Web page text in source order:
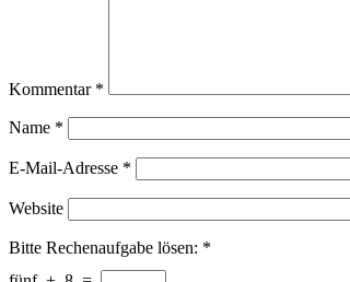
Kommentar *
Name *
E-Mail-Adresse *
Website
Bitte Rechenaufgabe lösen: *